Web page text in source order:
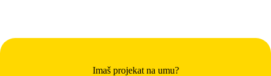
Imaš projekat na umu?